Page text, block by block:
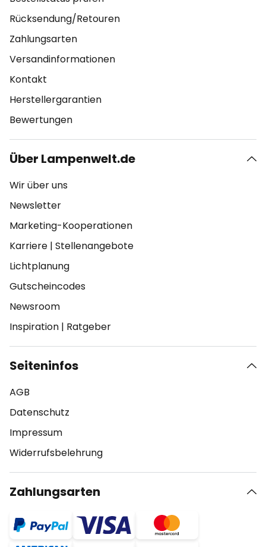
Rücksendung/Retouren
Zahlungsarten
Versandinformationen
Kontakt
Herstellergarantien
Bewertungen
Über Lampenwelt.de
Wir über uns
Newsletter
Marketing-Kooperationen
Karriere | Stellenangebote
Lichtplanung
Gutscheincodes
Newsroom
Inspiration | Ratgeber
Seiteninfos
AGB
Datenschutz
Impressum
Widerrufsbelehrung
Zahlungsarten